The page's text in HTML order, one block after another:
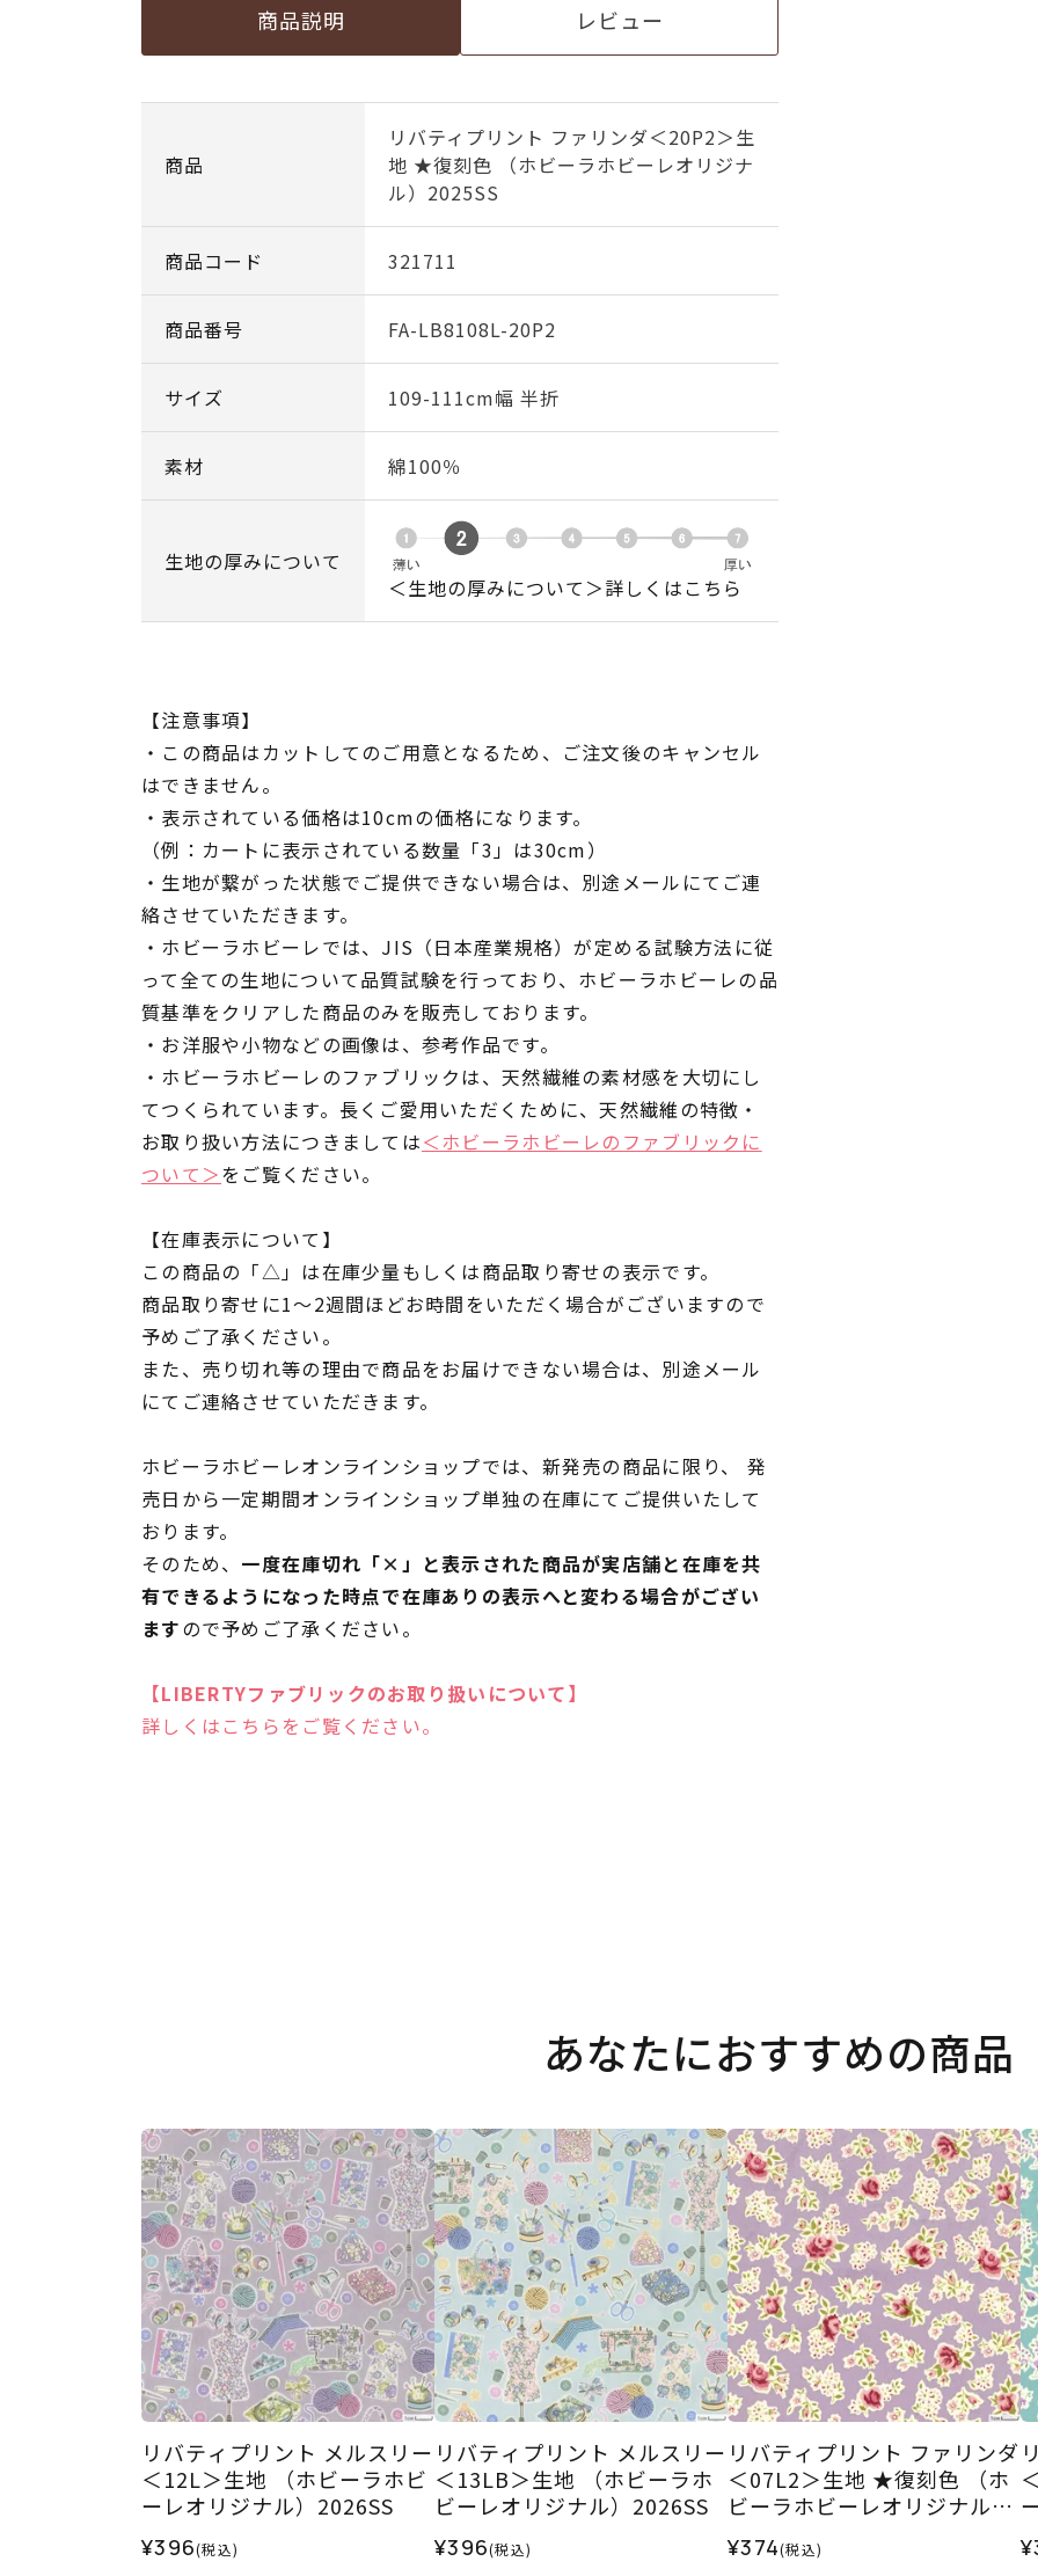
商品説明 レビュー
商品
リバティプリント ファリンダ＜20P2＞生
地 ★復刻色 （ホビーラホビーレオリジナ
ル）2025SS
商品コード 321711
商品番号 FA-LB8108L-20P2
サイズ 109-111cm幅 半折
素材 綿100％
生地の厚みについて
＜生地の厚みについて＞詳しくはこちら
【注意事項】
・この商品はカットしてのご用意となるため、ご注文後のキャンセル
はできません。
・表示されている価格は10cmの価格になります。
（例：カートに表示されている数量「3」は30cm）
・生地が繋がった状態でご提供できない場合は、別途メールにてご連
絡させていただきます。
・ホビーラホビーレでは、JIS（日本産業規格）が定める試験方法に従
って全ての生地について品質試験を行っており、ホビーラホビーレの品
質基準をクリアした商品のみを販売しております。
・お洋服や小物などの画像は、参考作品です。
・ホビーラホビーレのファブリックは、天然繊維の素材感を大切にし
てつくられています。長くご愛用いただくために、天然繊維の特徴・
お取り扱い方法につきましては＜ホビーラホビーレのファブリックに
ついて＞をご覧ください。
【在庫表示について】
この商品の「△」は在庫少量もしくは商品取り寄せの表示です。
商品取り寄せに1～2週間ほどお時間をいただく場合がございますので
予めご了承ください。
また、売り切れ等の理由で商品をお届けできない場合は、別途メール
にてご連絡させていただきます。
ホビーラホビーレオンラインショップでは、新発売の商品に限り、 発
売日から一定期間オンラインショップ単独の在庫にてご提供いたして
おります。
そのため、 一度在庫切れ「×」と表示された商品が実店舗と在庫を共
有できるようになった時点で在庫ありの表示へと変わる場合がござい
ますので予めご了承ください。
【LIBERTYファブリックのお取り扱いについて】
詳しくはこちらをご覧ください。
あなたにおすすめの商品
リバティプリント メルスリー
＜12L＞生地 （ホビーラホビ
ーレオリジナル）2026SS
¥396(税込)
リバティプリント メルスリー
＜13LB＞生地 （ホビーラホ
ビーレオリジナル）2026SS
¥396(税込)
リバティプリント ファリンダ
＜07L2＞生地 ★復刻色 （ホ
ビーラホビーレオリジナル）
¥374(税込)